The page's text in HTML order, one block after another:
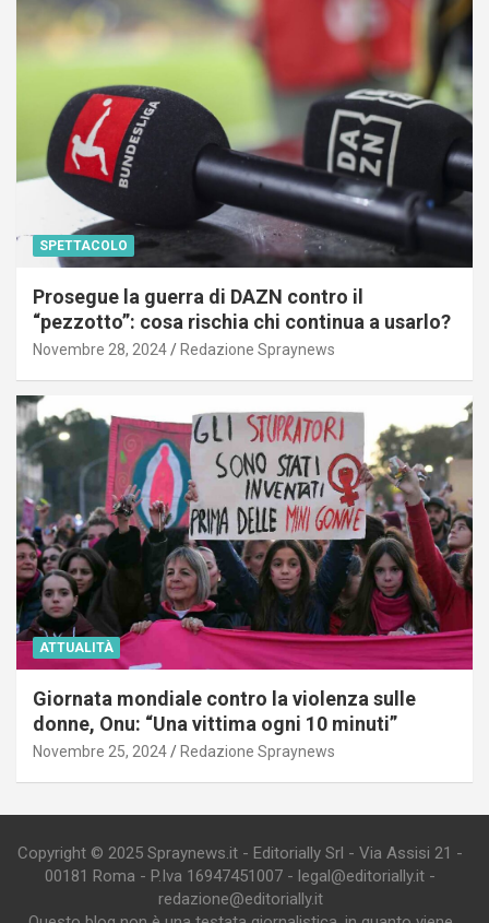
SPETTACOLO
Prosegue la guerra di DAZN contro il
“pezzotto”: cosa rischia chi continua a usarlo?
Novembre 28, 2024 Redazione Spraynews
ATTUALITÀ
Giornata mondiale contro la violenza sulle
donne, Onu: “Una vittima ogni 10 minuti”
Novembre 25, 2024 Redazione Spraynews
Copyright © 2025 Spraynews.it - Editorially Srl - Via Assisi 21 -
00181 Roma - P.Iva 16947451007 - legal@editorially.it -
redazione@editorially.it